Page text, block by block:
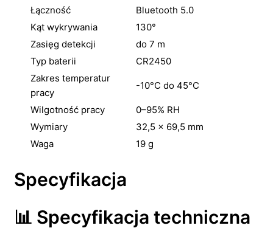
Łączność
Bluetooth 5.0
Kąt wykrywania
130°
Zasięg detekcji
do 7 m
Typ baterii
CR2450
Zakres temperatur
pracy
-10°C do 45°C
Wilgotność pracy
0–95% RH
Wymiary
32,5 × 69,5 mm
Waga
19 g
Specyfikacja
📊 Specyfikacja techniczna